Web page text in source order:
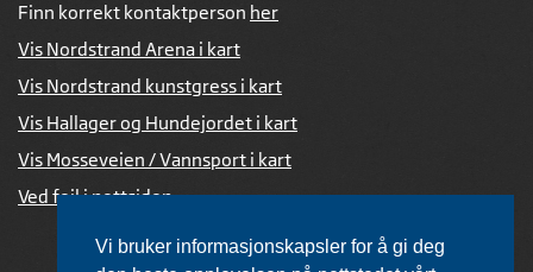
Vi bruker informasjonskapsler for å gi deg
Finn korrekt kontaktperson her
Vis Nordstrand Arena i kart
Vis Nordstrand kunstgress i kart
Vis Hallager og Hundejordet i kart
Vis Mosseveien / Vannsport i kart
Ved feil i nettsiden